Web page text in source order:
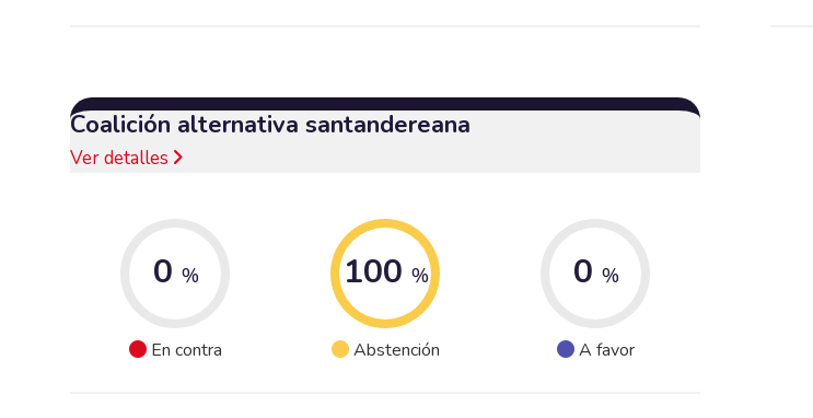
Coalición alternativa santandereana
Ver detalles
0 %
En contra
100 %
Abstención
0 %
A favor